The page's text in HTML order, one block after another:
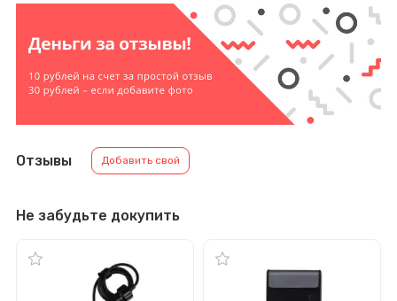
Отзывы Добавить свой
Не забудьте докупить